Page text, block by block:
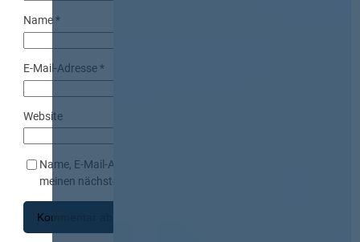
Name*
E-Mail-Adresse*
Website
Name, E-Mail-Adresse und Website in diesem Browser für
meinen nächsten Kommentar speichern.